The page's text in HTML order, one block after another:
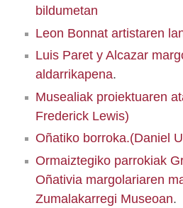
bildumetan
Leon Bonnat artistaren
Luis Paret y Alcazar
aldarrikapena.
Musealiak proiektuaren
Frederick Lewis)
Oñatiko borroka.(Daniel
Ormaiztegiko parrokiak
Oñativia margolariaren
Zumalakarregi Museoan.